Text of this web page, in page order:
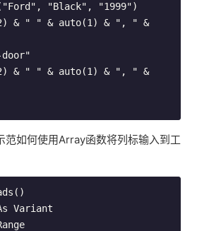
"Black", "1999")
& " " & auto(1) & ", " &
& " " & auto(1) & ", " &
范如何使用Array函数将列标输入到工
Variant